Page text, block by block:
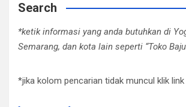
Search
*ketik informasi yang anda butuhkan di
Semarang, dan kota lain seperti “Toko
*jika kolom pencarian tidak muncul klik